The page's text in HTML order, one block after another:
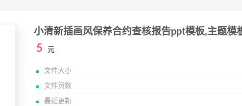
小清新插画风保养合约查核报告ppt模板,主题模
5 元
文件大小
文件页数
最近更新